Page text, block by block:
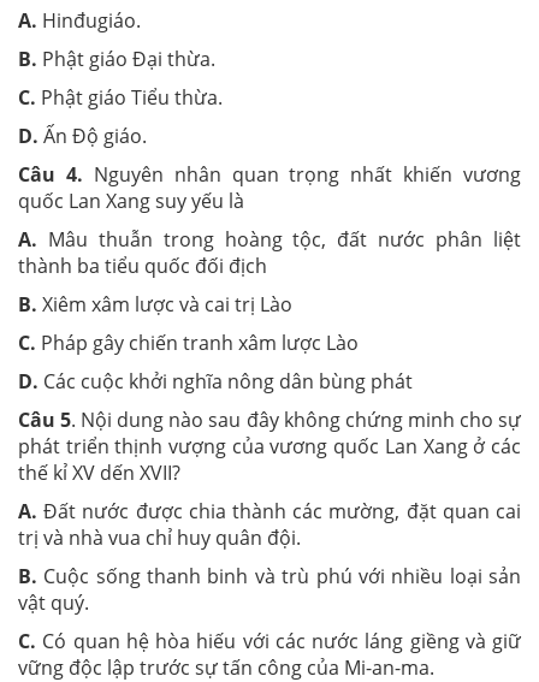
A. Hinđugiáo.
B. Phật giáo Đại thừa.
C. Phật giáo Tiểu thừa.
D. Ấn Độ giáo.
Câu 4. Nguyên nhân quan trọng nhất khiến vương
quốc Lan Xang suy yếu là
A. Mâu thuẫn trong hoàng tộc, đất nước phân liệt
thành ba tiểu quốc đối địch
B. Xiêm xâm lược và cai trị Lào
C. Pháp gây chiến tranh xâm lược Lào
D. Các cuộc khởi nghĩa nông dân bùng phát
Câu 5. Nội dung nào sau đây không chứng minh cho sự
phát triển thịnh vượng của vương quốc Lan Xang ở các
thế kỉ XV dến XVII?
A.Đất nước được chia thành các mường, đặt quan cai
trị và nhà vua chỉ huy quân đội.
B. Cuộc sống thanh binh và trù phú với nhiều loại sản
vật quý.
C. Có quan hệ hòa hiếu với các nước láng giềng và giữ
vững độc lập trước sự tấn công của Mi-an-ma.